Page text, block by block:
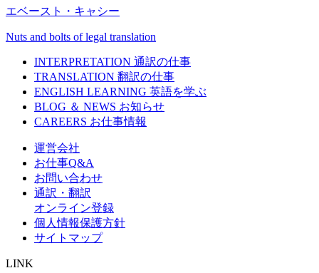
エベースト・キャシー
Nuts and bolts of legal translation
INTERPRETATION 通訳の仕事
TRANSLATION 翻訳の仕事
ENGLISH LEARNING 英語を学ぶ
BLOG ＆ NEWS お知らせ
CAREERS お仕事情報
運営会社
お仕事Q&A
お問い合わせ
通訳・翻訳
オンライン登録
個人情報保護方針
サイトマップ
LINK